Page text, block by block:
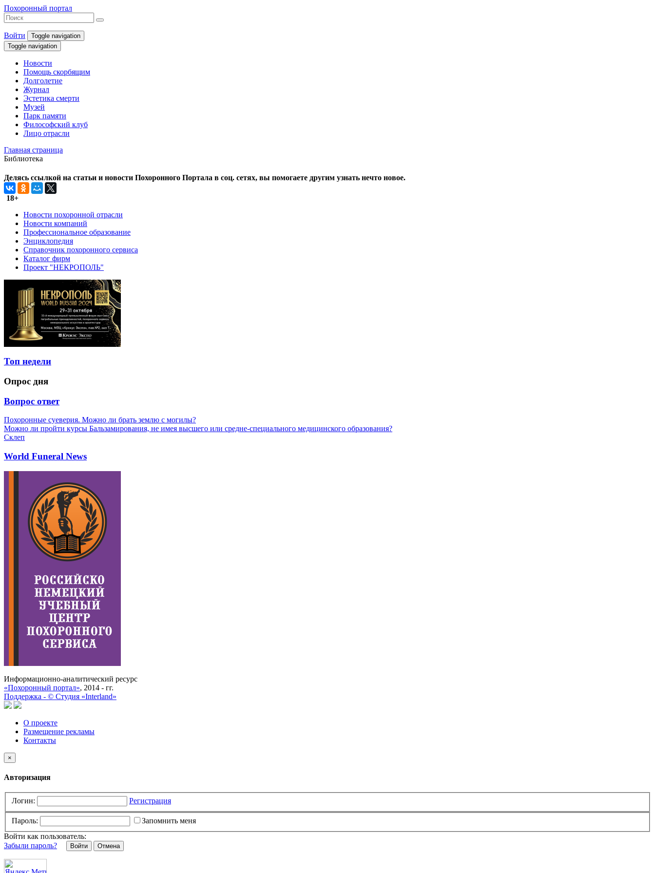
Похоронный портал
Войти
Toggle navigation
Toggle navigation
Новости
Помощь скорбящим
Долголетие
Журнал
Эстетика смерти
Музей
Парк памяти
Философский клуб
Лицо отрасли
Главная страница
Библиотека
Делясь ссылкой на статьи и новости Похоронного Портала в соц. сетях, вы помогаете другим узнать нечто новое.
18+
Новости похоронной отрасли
Новости компаний
Профессиональное образование
Энциклопедия
Справочник похоронного сервиса
Каталог фирм
Проект "НЕКРОПОЛЬ"
Топ недели
Опрос дня
Вопрос ответ
Похоронные суеверия. Можно ли брать землю с могилы?
Можно ли пройти курсы Бальзамирования, не имея высшего или средне-специального медицинского образования?
Склеп
World Funeral News
Информационно-аналитический ресурс
«Похоронный портал», 2014 - гг.
Поддержка - © Cтудия «Interland»
О проекте
Размещение рекламы
Контакты
×
Авторизация
Логин: Регистрация
Пароль:
Запомнить меня
Войти как пользователь:
Забыли пароль?
Отмена